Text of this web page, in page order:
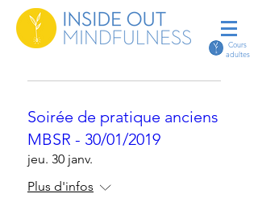
Cours
adultes
Soirée de pratique anciens
MBSR - 30/01/2019
jeu. 30 janv.
Plus d'infos